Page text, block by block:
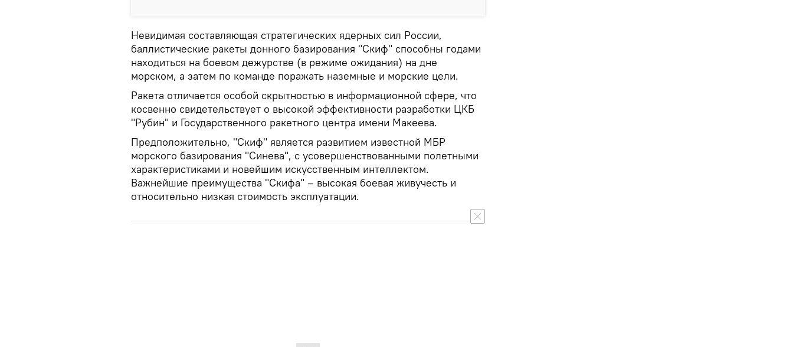
Невидимая составляющая стратегических ядерных сил России,
баллистические ракеты донного базирования "Скиф" способны годами
находиться на боевом дежурстве (в режиме ожидания) на дне
морском, а затем по команде поражать наземные и морские цели.
Ракета отличается особой скрытностью в информационной сфере, что
косвенно свидетельствует о высокой эффективности разработки ЦКБ
"Рубин" и Государственного ракетного центра имени Макеева.
Предположительно, "Скиф" является развитием известной МБР
морского базирования "Синева", с усовершенствованными полетными
характеристиками и новейшим искусственным интеллектом.
Важнейшие преимущества "Скифа" – высокая боевая живучесть и
относительно низкая стоимость эксплуатации.